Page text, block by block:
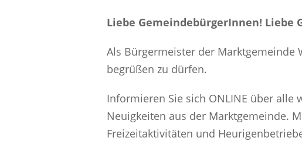
Liebe GemeindebürgerInnen! Liebe
Als Bürgermeister der Marktgemeinde
begrüßen zu dürfen.
Informieren Sie sich ONLINE über alle
Neuigkeiten aus der Marktgemeinde.
Freizeitaktivitäten und